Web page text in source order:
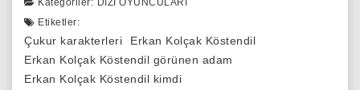
Kategoriler: DIZI OYUNCULARI
Etiketler:
Çukur karakterleri
Erkan Kolçak Köstendil
Erkan Kolçak Köstendil görünen adam
Erkan Kolçak Köstendil kimdi